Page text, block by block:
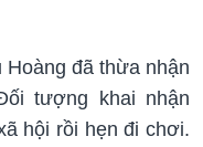
đã thừa nhận
tượng khai nhận
hội rồi hẹn đi chơi.